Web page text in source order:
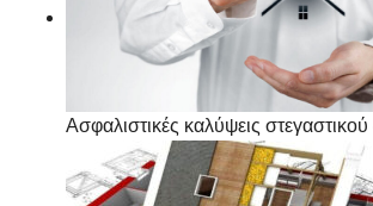
Ασφαλιστικές καλύψεις στεγαστικού